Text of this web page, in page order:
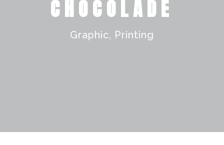
CHOCOLADE
Graphic, Printing